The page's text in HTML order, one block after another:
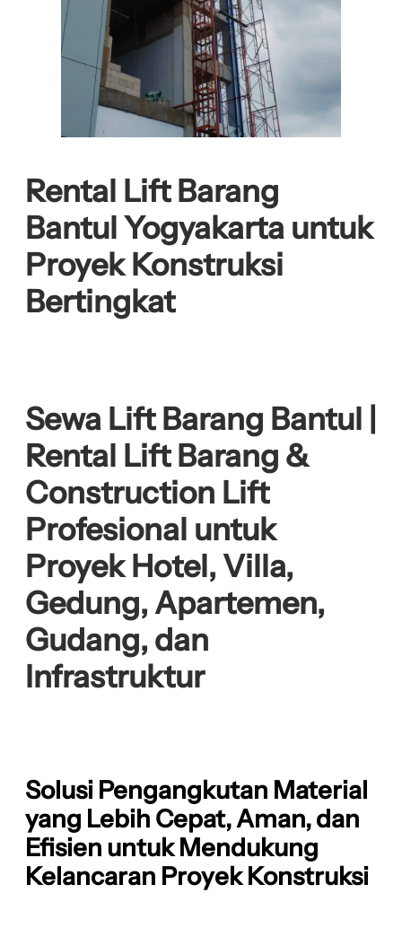
Rental Lift Barang
Bantul Yogyakarta untuk
Proyek Konstruksi
Bertingkat
Sewa Lift Barang Bantul |
Rental Lift Barang &
Construction Lift
Profesional untuk
Proyek Hotel, Villa,
Gedung, Apartemen,
Gudang, dan
Infrastruktur
Solusi Pengangkutan Material
yang Lebih Cepat, Aman, dan
Efisien untuk Mendukung
Kelancaran Proyek Konstruksi